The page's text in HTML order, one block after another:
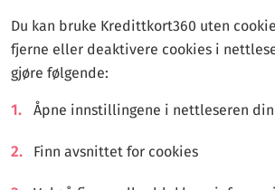
Du kan bruke Kredittkort360 uten
fjerne eller deaktivere cookies i
gjøre følgende:
Åpne innstillingene i nettleseren din
Finn avsnittet for cookies